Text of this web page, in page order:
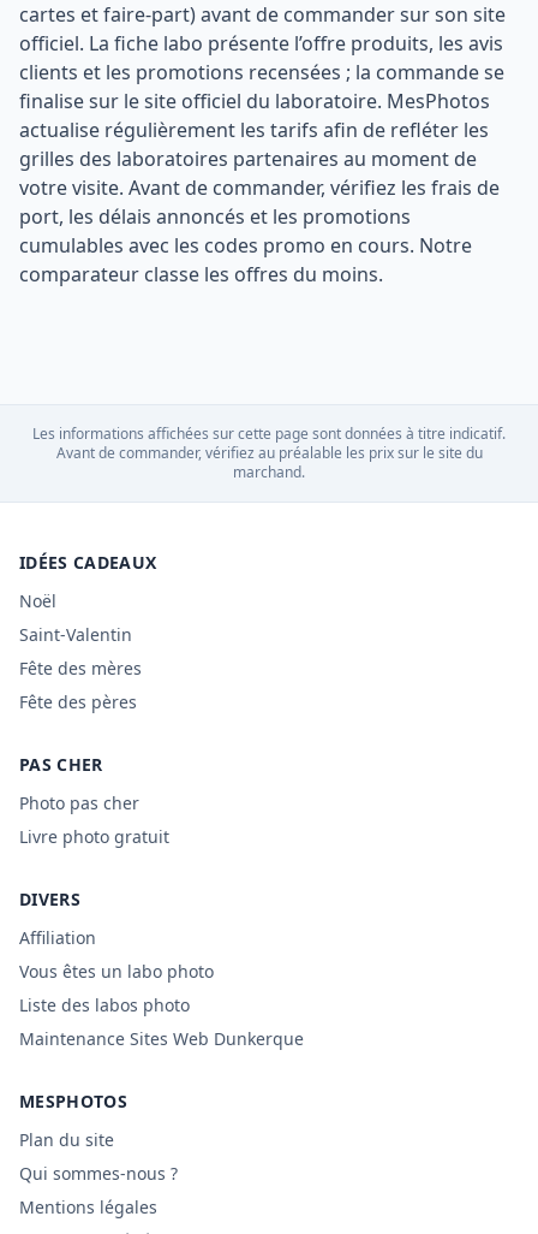
cartes et faire-part) avant de commander sur son site
officiel. La fiche labo présente l’offre produits, les avis
clients et les promotions recensées ; la commande se
finalise sur le site officiel du laboratoire. MesPhotos
actualise régulièrement les tarifs afin de refléter les
grilles des laboratoires partenaires au moment de
votre visite. Avant de commander, vérifiez les frais de
port, les délais annoncés et les promotions
cumulables avec les codes promo en cours. Notre
comparateur classe les offres du moins.
Les informations affichées sur cette page sont données à titre indicatif.
Avant de commander, vérifiez au préalable les prix sur le site du
marchand.
IDÉES CADEAUX
Noël
Saint-Valentin
Fête des mères
Fête des pères
PAS CHER
Photo pas cher
Livre photo gratuit
DIVERS
Affiliation
Vous êtes un labo photo
Liste des labos photo
Maintenance Sites Web Dunkerque
MESPHOTOS
Plan du site
Qui sommes-nous ?
Mentions légales